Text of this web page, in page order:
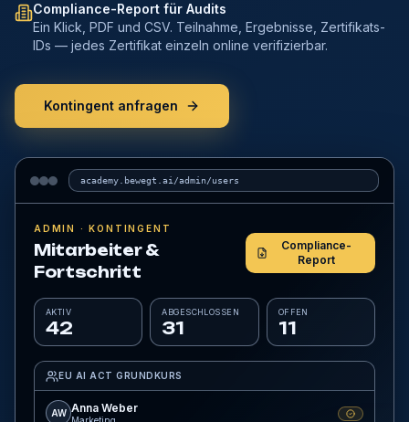
Compliance-Report für Audits
Ein Klick, PDF und CSV. Teilnahme, Ergebnisse, Zertifikats-
IDs — jedes Zertifikat einzeln online verifizierbar.
Kontingent anfragen
academy.bewegt.ai/admin/users
ADMIN · KONTINGENT
Mitarbeiter &
Fortschritt
Compliance-
Report
AKTIV
42
ABGESCHLOSSEN
31
OFFEN
11
EU AI ACT GRUNDKURS
AW Anna Weber